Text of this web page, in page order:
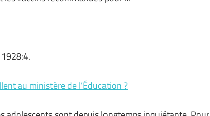
au ministère de l’Éducation ?